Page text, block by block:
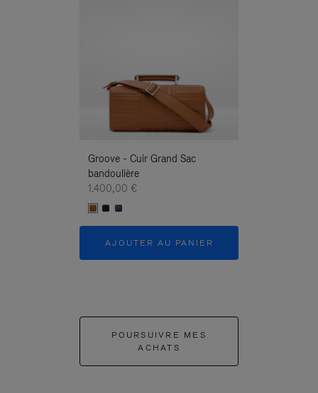
Groove - Cuir Grand Sac
bandoulière
1.400,00 €
AJOUTER AU PANIER
POURSUIVRE MES
ACHATS